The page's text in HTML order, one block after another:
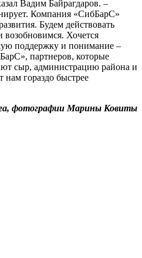
Вадим Байрагдаров. –
Компания «СибБарС»
Будем действовать
возобновимся. Хочется
поддержку и понимание –
партнеров, которые
сыр, администрацию района и
нам гораздо быстрее
фотографии Марины Ковиты